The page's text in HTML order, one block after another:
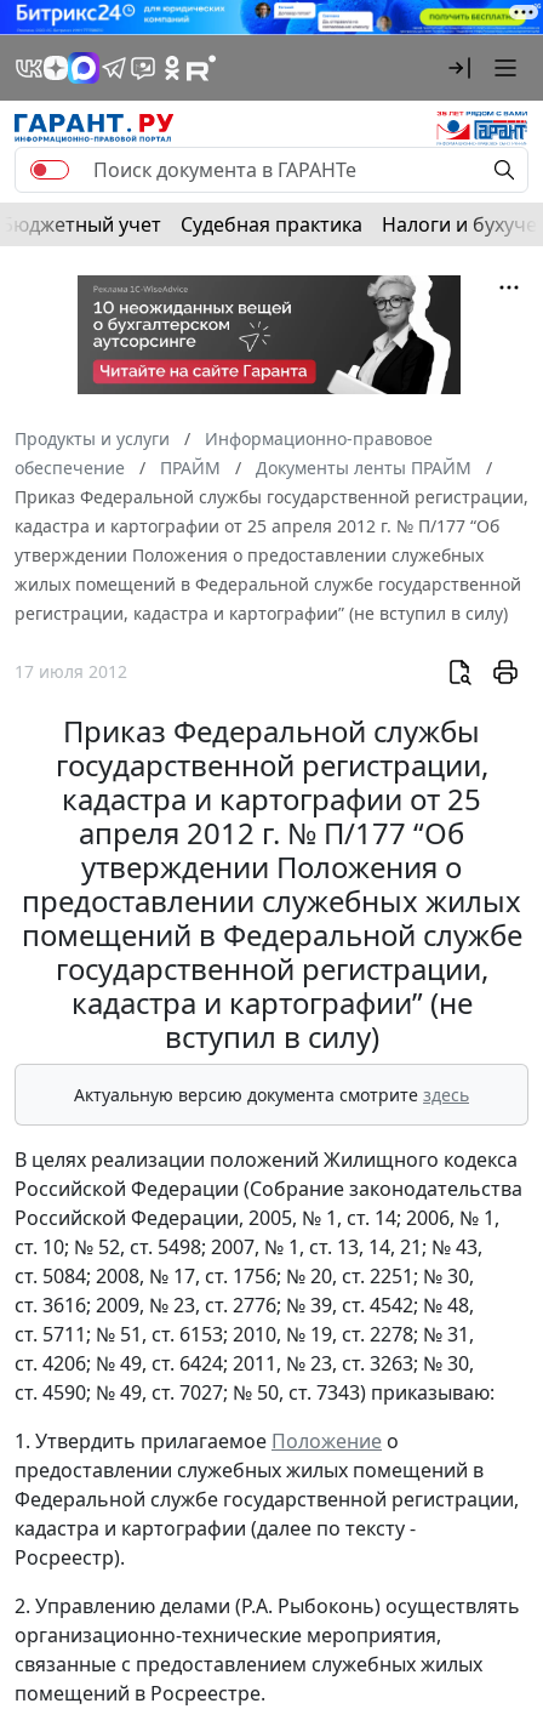
Бюджетный учет Судебная практика Налоги и
Продукты и услуги
Информационно-правовое
обеспечение
ПРАЙМ
Документы ленты ПРАЙМ
Приказ Федеральной службы государственной регистрации,
кадастра и картографии от 25 апреля 2012 г. № П/177 “Об
утверждении Положения о предоставлении служебных
жилых помещений в Федеральной службе государственной
регистрации, кадастра и картографии” (не вступил в силу)
17 июля 2012
Приказ Федеральной службы
государственной регистрации,
кадастра и картографии от 25
апреля 2012 г. № П/177 “Об
утверждении Положения о
предоставлении служебных жилых
помещений в Федеральной службе
государственной регистрации,
кадастра и картографии” (не
вступил в силу)
Актуальную версию документа смотрите здесь
В целях реализации положений Жилищного кодекса
Российской Федерации (Собрание законодательства
Российской Федерации, 2005, № 1, ст. 14; 2006, № 1,
ст. 10; № 52, ст. 5498; 2007, № 1, ст. 13, 14, 21; № 43,
ст. 5084; 2008, № 17, ст. 1756; № 20, ст. 2251; № 30,
ст. 3616; 2009, № 23, ст. 2776; № 39, ст. 4542; № 48,
ст. 5711; № 51, ст. 6153; 2010, № 19, ст. 2278; № 31,
ст. 4206; № 49, ст. 6424; 2011, № 23, ст. 3263; № 30,
ст. 4590; № 49, ст. 7027; № 50, ст. 7343) приказываю:
1. Утвердить прилагаемое Положение о
предоставлении служебных жилых помещений в
Федеральной службе государственной регистрации,
кадастра и картографии (далее по тексту -
Росреестр).
2. Управлению делами (Р.А. Рыбоконь) осуществлять
организационно-технические мероприятия,
связанные с предоставлением служебных жилых
помещений в Росреестре.